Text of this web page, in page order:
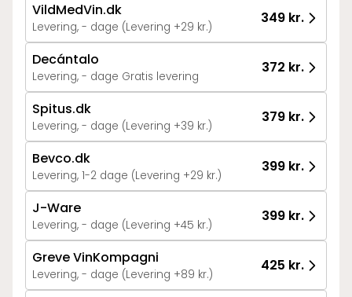
VildMedVin.dk
Levering, - dage (Levering +29 kr.)
349 kr.
Decántalo
Levering, - dage Gratis levering
372 kr.
Spitus.dk
Levering, - dage (Levering +39 kr.)
379 kr.
Bevco.dk
Levering, 1-2 dage (Levering +29 kr.)
399 kr.
J-Ware
Levering, - dage (Levering +45 kr.)
399 kr.
Greve VinKompagni
Levering, - dage (Levering +89 kr.)
425 kr.